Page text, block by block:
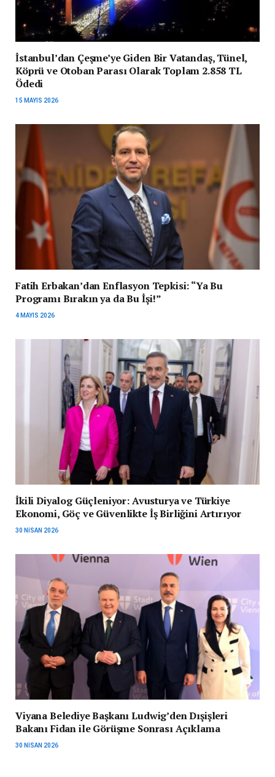
İstanbul’dan Çeşme’ye Giden Bir Vatandaş, Tünel,
Köprü ve Otoban Parası Olarak Toplam 2.858 TL
Ödedi
15 MAYIS 2026
Fatih Erbakan’dan Enflasyon Tepkisi: “Ya Bu
Programı Bırakın ya da Bu İşi!”
4 MAYIS 2026
İkili Diyalog Güçleniyor: Avusturya ve Türkiye
Ekonomi, Göç ve Güvenlikte İş Birliğini Artırıyor
30 NISAN 2026
Viyana Belediye Başkanı Ludwig’den Dışişleri
Bakanı Fidan ile Görüşme Sonrası Açıklama
30 NISAN 2026